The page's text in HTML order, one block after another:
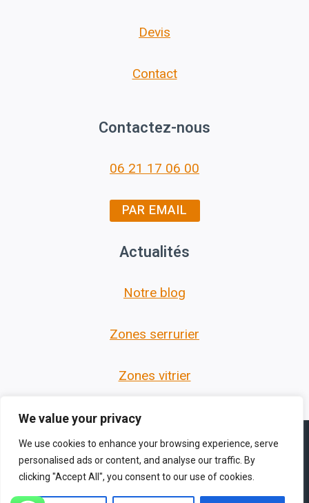
We value your privacy
We use cookies to enhance your browsing experience, serve
personalised ads or content, and analyse our traffic. By
clicking "Accept All", you consent to our use of cookies.
Devis
Contact
Contactez-nous
06 21 17 06 00
PAR EMAIL
Actualités
Notre blog
Zones serrurier
Zones vitrier
© 2026 Les Serruriers des Hauts de France -